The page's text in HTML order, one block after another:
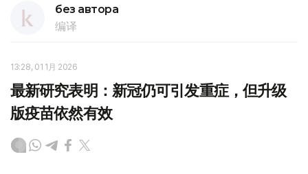
без автора
编译
13:28, 01 1月 2026
最新研究表明：新冠仍可引发重症，但升级
版疫苗依然有效